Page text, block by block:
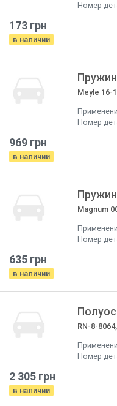
Номер
173 грн
в наличии
Meyle 16-
Номер
969 грн
в наличии
Magnum
Номер
635 грн
в наличии
RN-8-
Номер
2 305 грн
в наличии